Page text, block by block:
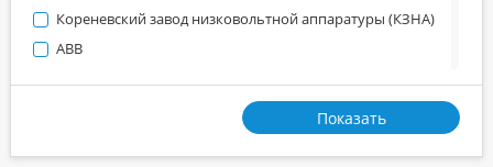
Кореневский завод низковольтной аппаратуры (КЗНА)
ABB
Показать